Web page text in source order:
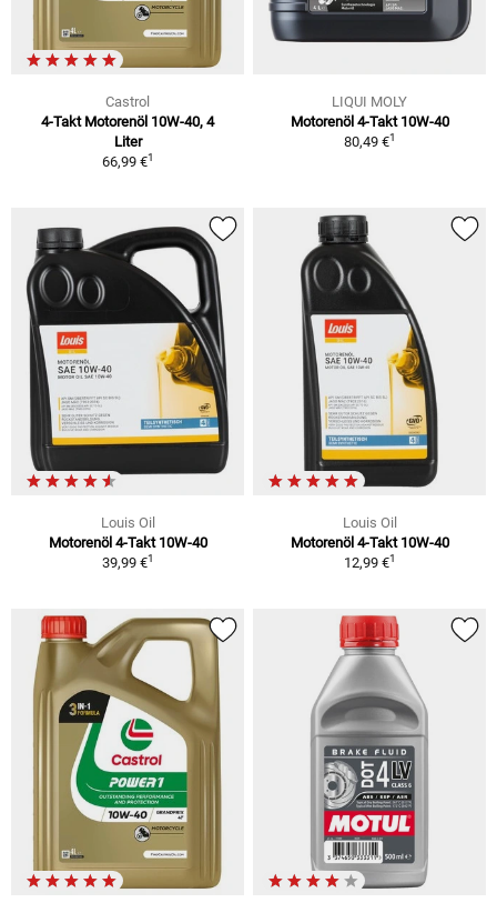
Castrol
4-Takt Motorenöl 10W-40, 4
Liter
66,99 €1
LIQUI MOLY
Motorenöl 4-Takt 10W-40
80,49 €1
Louis Oil
Motorenöl 4-Takt 10W-40
39,99 €1
Louis Oil
Motorenöl 4-Takt 10W-40
12,99 €1